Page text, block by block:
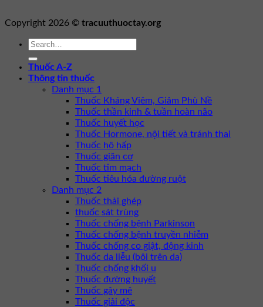
Copyright 2026 © tracuuthuoctay.org
Thuốc A-Z
Thông tin thuốc
Danh mục 1
Thuốc Kháng Viêm, Giảm Phù Nề
Thuốc thần kinh & tuần hoàn não
Thuốc huyết học
Thuốc Hormone, nội tiết và tránh thai
Thuốc hô hấp
Thuốc giãn cơ
Thuốc tim mạch
Thuốc tiêu hóa đường ruột
Danh mục 2
Thuốc thải ghép
thuốc sát trùng
Thuốc chống bệnh Parkinson
Thuốc chống bệnh truyền nhiễm
Thuốc chống co giật, động kinh
Thuốc da liễu (bôi trên da)
Thuốc chống khối u
Thuốc đường huyết
Thuốc gây mê
Thuốc giải độc